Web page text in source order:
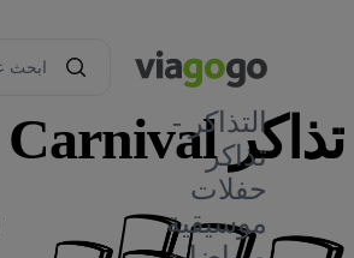
التذاكر -
تذاكر
حفلات
موسيقية
تذاكر Satanic Carnival
١